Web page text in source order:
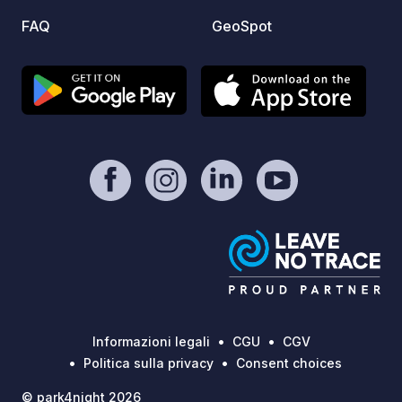
FAQ
GeoSpot
Informazioni legali CGU
CGV
Politica sulla privacy
Consent choices
© park4night 2026